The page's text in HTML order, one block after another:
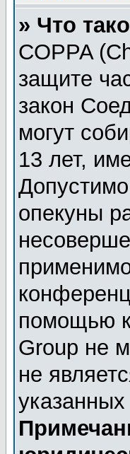
» Что
COPPA
защите
закон
могут
13 лет,
опекуны
помощью к
Group не
не